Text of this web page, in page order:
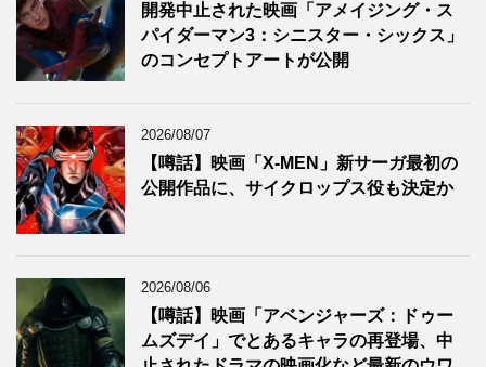
開発中止された映画「アメイジング・ス
パイダーマン3：シニスター・シックス」
のコンセプトアートが公開
2026/08/07
【噂話】映画「X-MEN」新サーガ最初の
公開作品に、サイクロップス役も決定か
2026/08/06
【噂話】映画「アベンジャーズ：ドゥー
ムズデイ」でとあるキャラの再登場、中